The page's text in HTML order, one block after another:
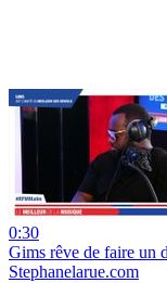
0:30
Gims rêve de faire un
Stephanelarue.com